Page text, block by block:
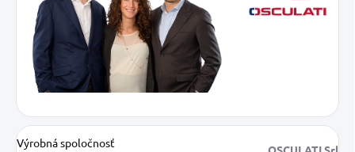
Výrobná spoločnosť